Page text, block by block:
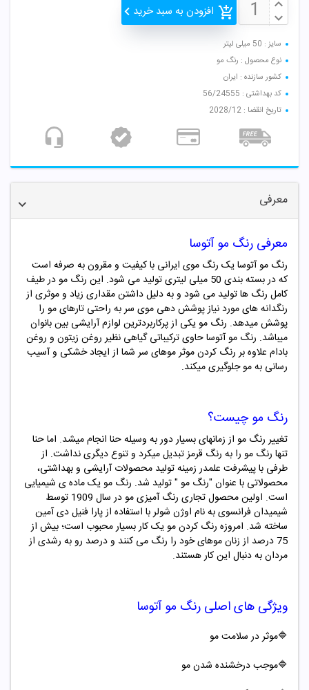
افزودن به سبد خرید
سایز : 50 میلی لیتر
نوع محصول : رنگ مو
کشور سازنده : ایران
کد بهداشتی : 56/24555
تاریخ انقضا : 2028/12
معرفی
معرفی رنگ مو آتوسا
رنگ مو آتوسا یک رنگ موی ایرانی با کیفیت و مقرون به صرفه است
که در بسته بندی 50 میلی لیتری تولید می شود. این رنگ مو در طیف
کامل رنگ ها تولید می شود و به دلیل داشتن مقداری زیاد و موثری از
رنگدانه های مورد نیاز پوشش دهی موی سر به راحتی تارهای مو را
پوشش میدهد. رنگ مو یکی از پرکاربردترین لوازم آرایشی بین بانوان
میباشد. رنگ مو آتوسا حاوی ترکیباتی گیاهی نظیر روغن زیتون و روغن
بادام علاوه بر رنگ کردن موثر موهای سر شما از ایجاد خشکی و آسیب
رسانی به مو جلوگیری میکند.
رنگ مو چیست؟
تغییر رنگ مو از زمانهای بسیار دور به وسیله حنا انجام میشد. اما حنا
تنها رنگ مو را به رنگ قرمز تبدیل میکرد و تنوع دیگری نداشت. از
طرفی با پیشرفت علمدر زمینه تولید محصولات آرایشی و بهداشتی،
محصولاتی با عنوان "رنگ مو "تولید شد. رنگ مو یک ماده ­ی شیمیایی
است. اولین محصول تجاری رنگ ­آمیزی مو در سال 1909 توسط
شیمیدان فرانسوی به نام اوژن شولر با استفاده از پارا فنیل دی آمین
ساخته شد. امروزه رنگ کردن مو یک کار بسیار محبوب است؛ بیش از
75 درصد از زنان موهای خود را رنگ می کنند و درصد رو به رشدی از
مردان به دنبال این کار هستند.
ویژگی های اصلی رنگ مو آتوسا
🔷موثر در سلامت مو
🔷موجب درخشنده شدن مو